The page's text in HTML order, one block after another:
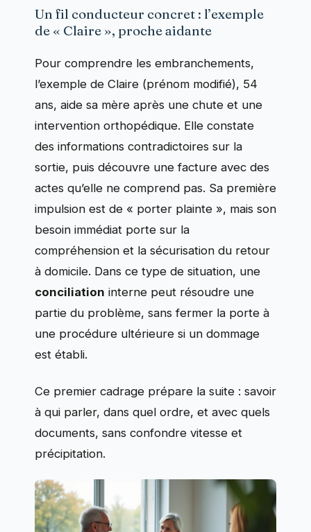
Un fil conducteur concret : l’exemple
de « Claire », proche aidante
Pour comprendre les embranchements,
l’exemple de Claire (prénom modifié), 54
ans, aide sa mère après une chute et une
intervention orthopédique. Elle constate
des informations contradictoires sur la
sortie, puis découvre une facture avec des
actes qu’elle ne comprend pas. Sa première
impulsion est de « porter plainte », mais son
besoin immédiat porte sur la
compréhension et la sécurisation du retour
à domicile. Dans ce type de situation, une
conciliation interne peut résoudre une
partie du problème, sans fermer la porte à
une procédure ultérieure si un dommage
est établi.
Ce premier cadrage prépare la suite : savoir
à qui parler, dans quel ordre, et avec quels
documents, sans confondre vitesse et
précipitation.